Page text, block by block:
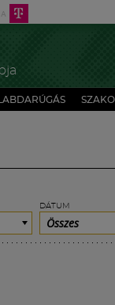
LABDARÚGÁS
DÁTUM
Összes